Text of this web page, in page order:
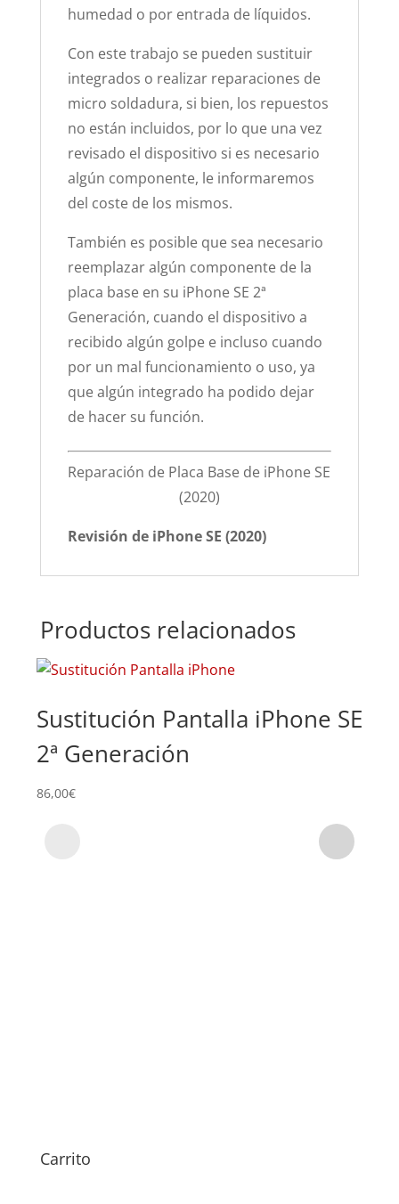
humedad o por entrada de líquidos.
Con este trabajo se pueden sustituir
integrados o realizar reparaciones de
micro soldadura, si bien, los repuestos
no están incluidos, por lo que una vez
revisado el dispositivo si es necesario
algún componente, le informaremos
del coste de los mismos.
También es posible que sea necesario
reemplazar algún componente de la
placa base en su iPhone SE 2ª
Generación, cuando el dispositivo a
recibido algún golpe e incluso cuando
por un mal funcionamiento o uso, ya
que algún integrado ha podido dejar
de hacer su función.
Reparación de Placa Base de iPhone SE
(2020)
Revisión de iPhone SE (2020)
Productos relacionados
Sustitución Pantalla iPhone SE
2ª Generación
86,00€
Carrito